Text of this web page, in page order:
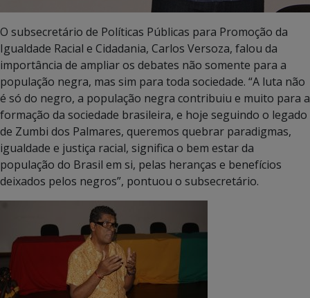
O subsecretário de Políticas Públicas para Promoção da
Igualdade Racial e Cidadania, Carlos Versoza, falou da
importância de ampliar os debates não somente para a
população negra, mas sim para toda sociedade. “A luta não
é só do negro, a população negra contribuiu e muito para a
formação da sociedade brasileira, e hoje seguindo o legado
de Zumbi dos Palmares, queremos quebrar paradigmas,
igualdade e justiça racial, significa o bem estar da
população do Brasil em si, pelas heranças e benefícios
deixados pelos negros”, pontuou o subsecretário.